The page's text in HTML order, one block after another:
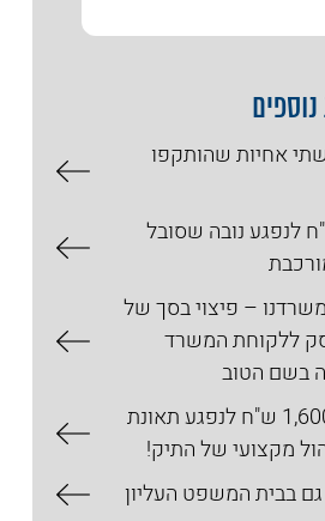
ש"ח לשתי אחיות שהותקפו
1,998,000 ש"ח לנפגע נובה שסובל
– פיצוי בסך של
נפסק ללקוחת המשרד
בשם הטוב
• למעלה מ- 1,600,000 ש"ח לנפגע תאונת
מקצועי של התיק!
בבית המשפט העליון